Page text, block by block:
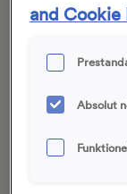
Knäckebröd
rödbetor,
rostade valnötter
and Cookie
Absolut